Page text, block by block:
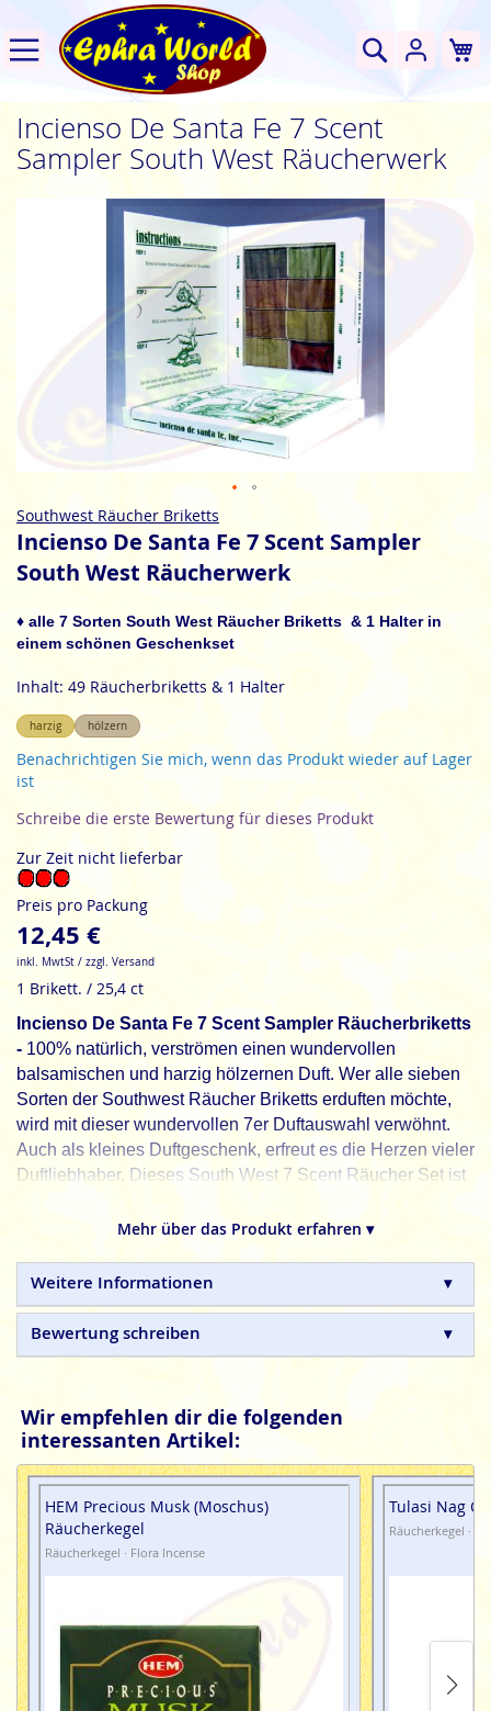
Suche
Incienso De Santa Fe 7 Scent
Sampler South West Räucherwerk
Zum
Anfang
Bildgalerie
Southwest Räucher Briketts
Incienso De Santa Fe 7 Scent Sampler
South West Räucherwerk
♦ alle 7 Sorten South West Räucher Briketts & 1 Halter in
einem schönen Geschenkset
Inhalt: 49 Räucherbriketts & 1 Halter
harzig hölzern
Benachrichtigen Sie mich, wenn das Produkt wieder auf Lager
ist
Schreibe die erste Bewertung für dieses Produkt
Zur Zeit nicht lieferbar
Preis pro Packung
12,45 €
inkl. MwtSt / zzgl. Versand
1 Brikett. / 25,4 ct
Incienso De Santa Fe 7 Scent Sampler Räucherbriketts
- 100% natürlich, verströmen einen wundervollen
balsamischen und harzig hölzernen Duft. Wer alle sieben
Sorten der Southwest Räucher Briketts erduften möchte,
wird mit dieser wundervollen 7er Duftauswahl verwöhnt.
Auch als kleines Duftgeschenk, erfreut es die Herzen vieler
Duftliebhaber. Dieses South West 7 Scent Räucher Set ist
besonders im Duft. Hergestellt werden die Räucherbriketts
der Vereinigten Staaten. Ausgewählt, um als Duft unsere
Sinne zu erfreuen, wurden die 7 Sorten:Adler - Cedar - Fir
Balsam - Hickory - Juniper - Mesquite - Piñon,
von denen
jeweils 7 Räucher Briketts in der Packung enthalten sind.
Diese Southwest Räucherbriketts werden ohne weitere
Hilfsmittel gepresst, sind daher leicht spröde und
sie zum Glimmen zu bringen. Sollten kleine Reste
übrigbleiben, kannst Du diese mit ein wenig Räucherkohle
abglimmen lassen und nichts von den aromatischen und
wertvollen Räucherbriketts bleibt ungenutzt. Um die
Räucher Briketts noch stilvoller abglimmen zu lassen,
empfehlen wir Dir unsere speziellen Terracotta South-West
Style Räucheröfchen oder das South West Style TeePee,
in die man die Räucherbriketts hineinstellen kann, um sie
sicher abglimmen zu lassen. Eine angenehme Auszeit mit
dem
7 Scent SamplerRäucherbriketts vonINCIENSO
Mehr über das Produkt erfahren ▾
Weitere Informationen
Bewertung schreiben
Wir empfehlen dir die folgenden
interessanten Artikel:
HEM Precious Musk (Moschus)
Räucherkegel
Räucherkegel · Flora Incense
Tulasi Nag
Räucherkegel ·